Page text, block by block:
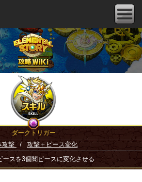
ダークトリガー
攻撃
/ 攻撃＋ピース変化
スを3個闇ピースに変化させる